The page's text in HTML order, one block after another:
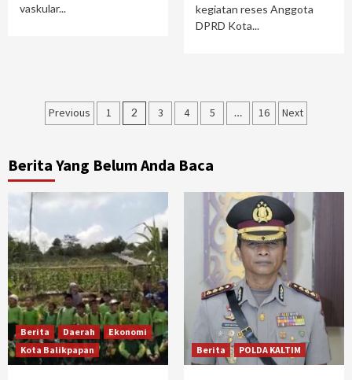
vaskular...
kegiatan reses Anggota
DPRD Kota...
Paginasi
Previous 1 2 3 4 5 … 16 Next
Berita Yang Belum Anda Baca
Berita Daerah
Ekonomi
Kota Balikpapan
Berita POLDA KALTIM